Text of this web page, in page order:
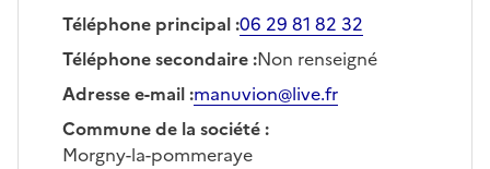
Téléphone principal:06 29 81 82 32
Téléphone secondaire:Non renseigné
Adresse e-mail:manuvion@live.fr
Commune de la société:
Morgny-la-pommeraye